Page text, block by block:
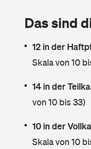
Das sind
12 in der
Skala von 10
14 in der
von 10 bis 33)
10 in der
Skala von 10